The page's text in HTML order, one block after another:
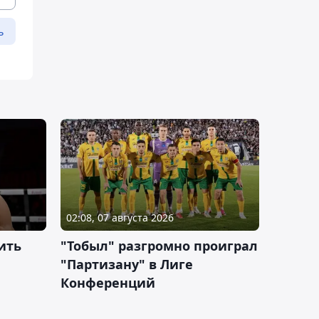
02:08, 07 августа 2026
"Тобыл" разгромно проиграл
"Партизану" в Лиге
Конференций